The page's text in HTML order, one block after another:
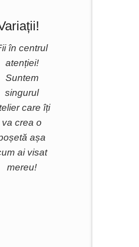
în centrul
atenției!
Suntem
singurul
care îți
va crea o
așa
ai visat
mereu!